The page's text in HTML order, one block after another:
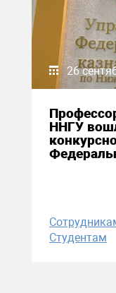
26
ННГУ
Студентам